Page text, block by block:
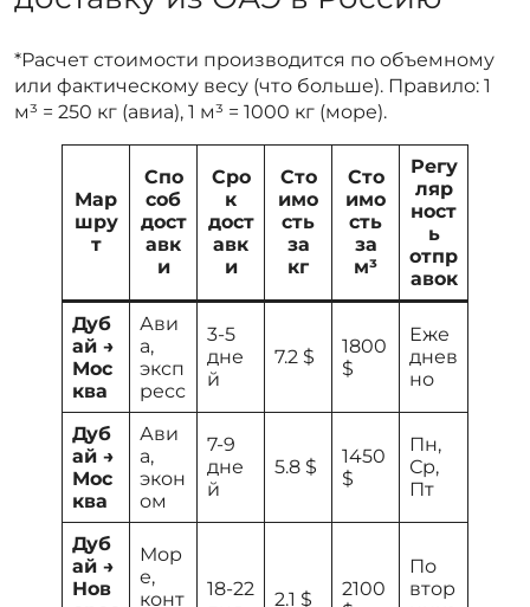
*Расчет стоимости производится по объемному
или фактическому весу (что больше). Правило: 1
м³ = 250 кг (авиа), 1 м³ = 1000 кг (море).
Мар
шру
т
Спо
соб
дост
авк
и
Сро
к
дост
авк
и
Сто
имо
сть
за
кг
Сто
имо
сть
за
м³
Регу
ляр
ност
ь
отпр
авок
Дуб
ай →
Мос
ква
Ави
а,
эксп
ресс
3-5
дне
й
7.2 $
1800
$
Еже
днев
но
Дуб
ай →
Мос
ква
Ави
а,
экон
ом
7-9
дне
й
5.8 $
1450
$
Пн,
Ср,
Пт
Дуб
ай →
Нов
Мор
е,
конт
18-22
2.1 $
2100
По
втор